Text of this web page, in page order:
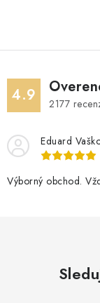
4.9 2177
Eduard
Výborný obchod.